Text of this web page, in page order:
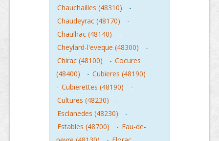
Chauchailles (48310)
-
Chaudeyrac (48170)
-
Chaulhac (48140)
-
Cheylard-l'eveque (48300)
-
Chirac (48100)
- Cocures
(48400)
- Cubieres (48190)
- Cubierettes (48190)
-
Cultures (48230)
-
Esclanedes (48230)
-
Estables (48700)
- Fau-de-